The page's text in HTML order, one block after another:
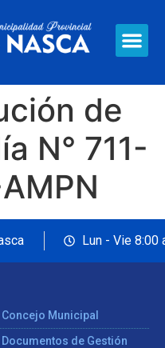
de
N° 711-
Lun - Vie 8:00
Concejo Municipal
Documentos de Gestión